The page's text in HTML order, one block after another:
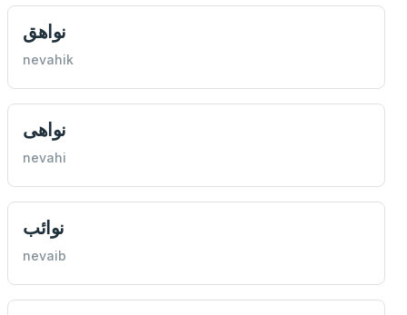
نواهق
nevahik
نواهی
nevahi
نوائب
nevaib